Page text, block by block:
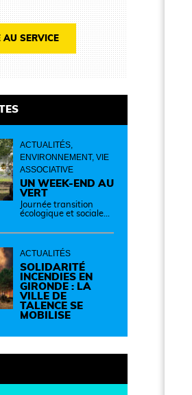
AU SERVICE
ACTUALITÉS,
ENVIRONNEMENT, VIE
ASSOCIATIVE
UN WEEK-END AU
VERT
Journée transition
écologique et sociale
de 14h à 19h Des
des rencontres pour
passer à l'action !
Cette journée réunit
de nombreux
partenaires autour
d'initiatives concrètes
pour un territoire plus
durable et solidaire.
ACTUALITÉS
SOLIDARITÉ
INCENDIES EN
GIRONDE : LA
VILLE DE
TALENCE SE
MOBILISE